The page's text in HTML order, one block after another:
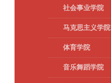
社会事业学院
马克思主义学院
体育学院
音乐舞蹈学院